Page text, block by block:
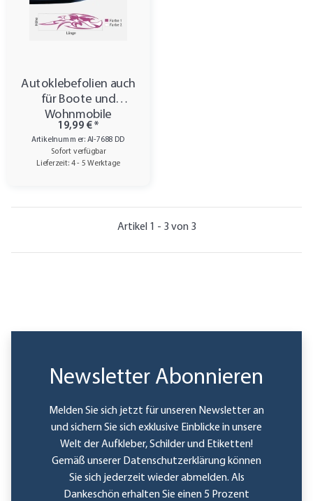
Autoklebefolien auch
für Boote und
Wohnmobile
19,99 €*
Artikelnummer: AI-7688 DD
Sofort verfügbar
Lieferzeit: 4 - 5 Werktage
Artikel 1 - 3 von 3
Newsletter Abonnieren
Melden Sie sich jetzt für unseren Newsletter an
und sichern Sie sich exklusive Einblicke in unsere
Welt der Aufkleber, Schilder und Etiketten!
Gemäß unserer Datenschutzerklärung können
Sie sich jederzeit wieder abmelden. Als
Dankeschön erhalten Sie einen 5 Prozent